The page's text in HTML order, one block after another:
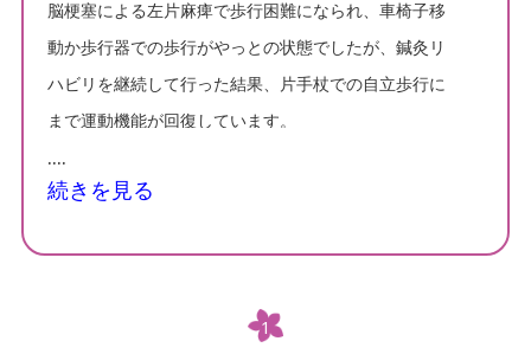
脳梗塞による左片麻痺で歩行困難になられ、車椅子移
動か歩行器での歩行がやっとの状態でしたが、鍼灸リ
ハビリを継続して行った結果、片手杖での自立歩行に
まで運動機能が回復しています。
窄の診断も受けている状態で、歩行は出来るものの腰
部の怠さに加えて間欠性跛行
が現れていますので腰部の治療を主に行っています。
に回復して生活の質が向上してはいますが、歩行の姿
勢等で各部に負担がかかり、行動の幅が広がる事で身
....
続きを見る
1